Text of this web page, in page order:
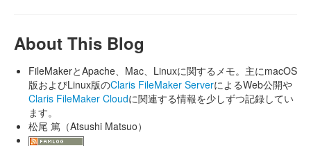
About This Blog
FileMakerとApache、Mac、Linuxに関するメモ。主にmacOS
版およびLinux版のClaris FileMaker ServerによるWeb公開や
Claris FileMaker Cloudに関連する情報を少しずつ記録してい
ます。
松尾 篤（Atsushi Matsuo）